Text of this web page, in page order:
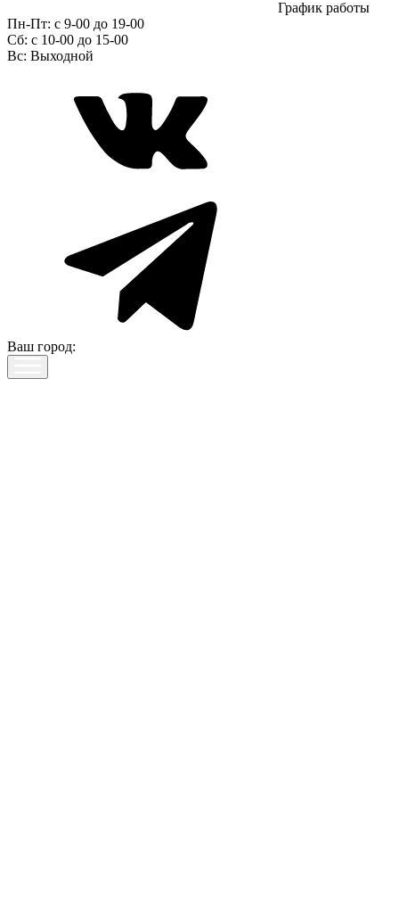
График работы
Пн-Пт: с 9-00 до 19-00
Сб: c 10-00 до 15-00
Вс: Выходной
Ваш город: